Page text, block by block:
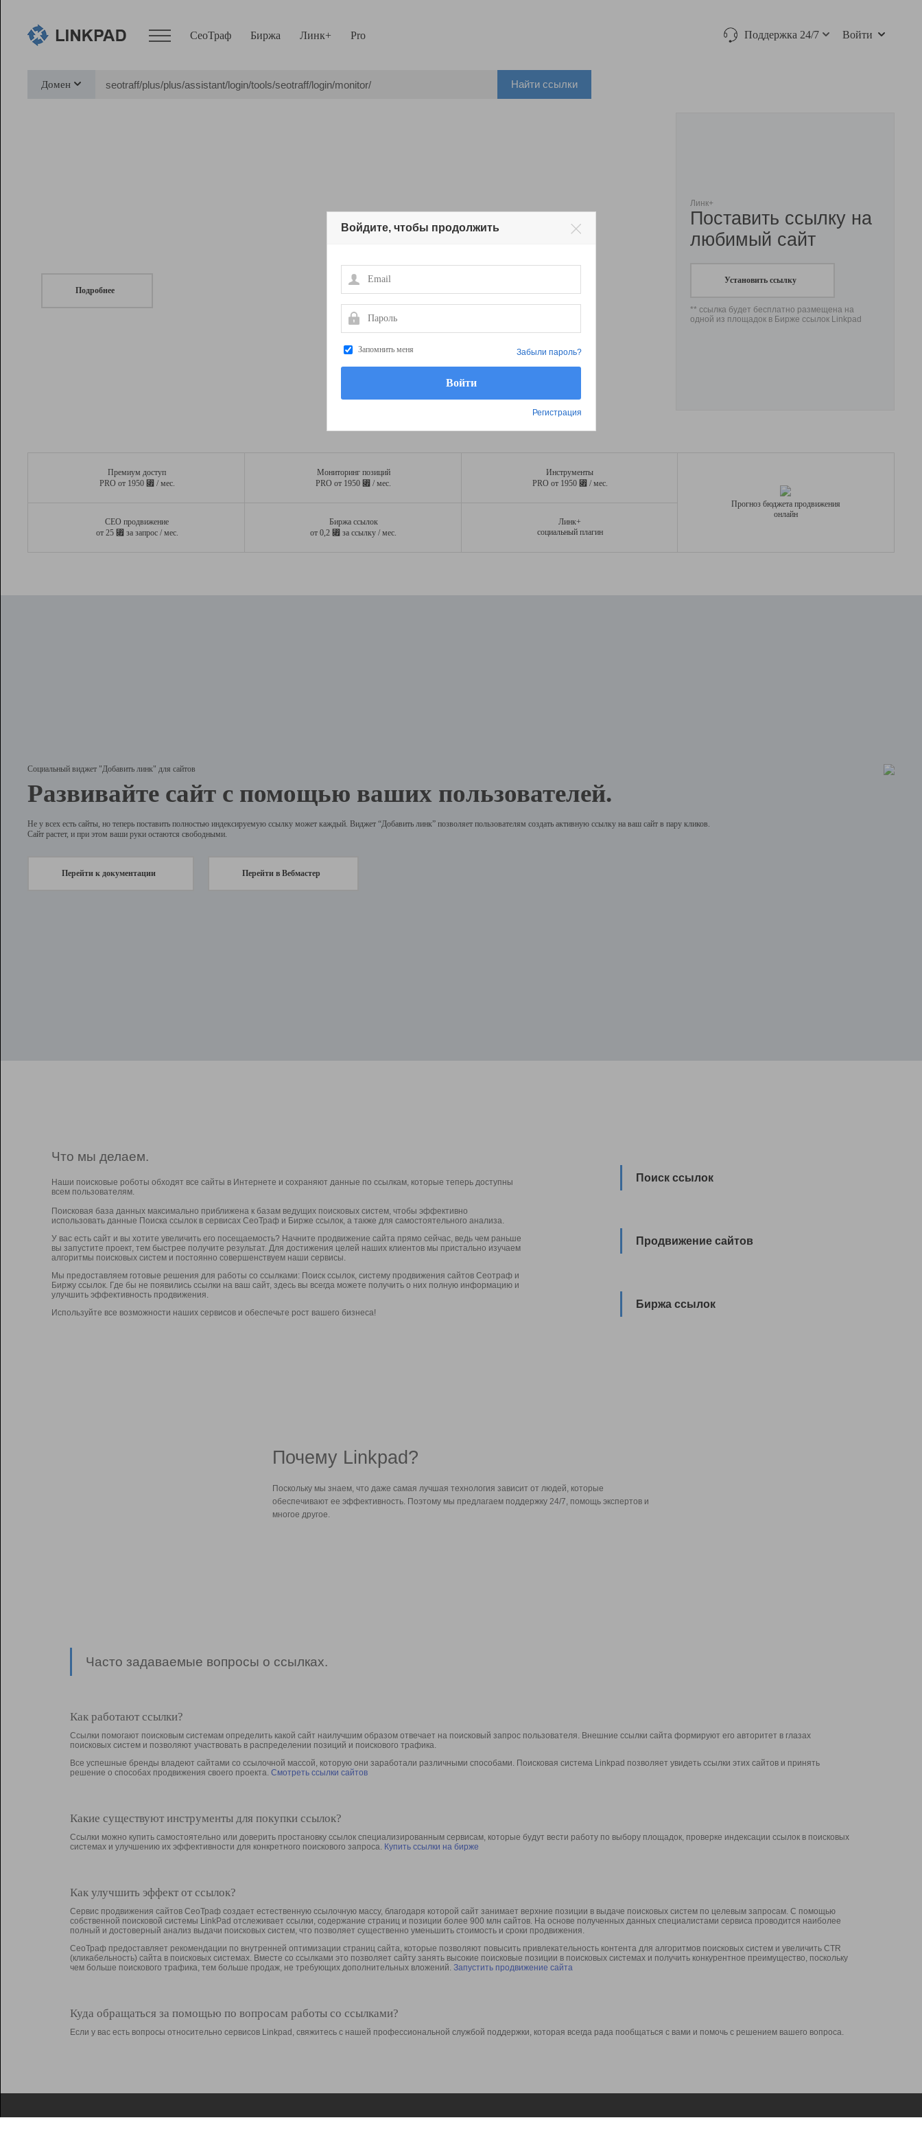
СеоТраф Биржа Линк+ Pro Поддержка 24/7 Войти
Домен Найти ссылки
Подробнее
Линк+
Поставить ссылку на
любимый сайт
Установить ссылку
** ссылка будет бесплатно размещена на
одной из площадок в Бирже ссылок Linkpad
Премиум доступ
PRO от 1950 ⃏ / мес.
Мониторинг позиций
PRO от 1950 ⃏ / мес.
Инструменты
PRO от 1950 ⃏ / мес.
СЕО продвижение
от 25 ⃏ за запрос / мес.
Биржа ссылок
от 0,2 ⃏ за ссылку / мес.
Линк+
социальный плагин
Прогноз бюджета продвижения
онлайн
Социальный виджет "Добавить линк" для сайтов
Развивайте сайт с помощью ваших пользователей.
Не у всех есть сайты, но теперь поставить полностью индексируемую ссылку может каждый. Виджет “Добавить линк” позволяет пользователям создать активную ссылку на ваш сайт в пару кликов.
Сайт растет, и при этом ваши руки остаются свободными.
Перейти к документации Перейти в Вебмастер
Что мы делаем.
Наши поисковые роботы обходят все сайты в Интернете и сохраняют данные по ссылкам, которые теперь доступны
всем пользователям.
Поисковая база данных максимально приближена к базам ведущих поисковых систем, чтобы эффективно
использовать данные Поиска ссылок в сервисах СеоТраф и Бирже ссылок, а также для самостоятельного анализа.
У вас есть сайт и вы хотите увеличить его посещаемость? Начните продвижение сайта прямо сейчас, ведь чем раньше
вы запустите проект, тем быстрее получите результат. Для достижения целей наших клиентов мы пристально изучаем
алгоритмы поисковых систем и постоянно совершенствуем наши сервисы.
Мы предоставляем готовые решения для работы со ссылками: Поиск ссылок, систему продвижения сайтов Сеотраф и
Биржу ссылок. Где бы не появились ссылки на ваш сайт, здесь вы всегда можете получить о них полную информацию и
улучшить эффективность продвижения.
Используйте все возможности наших сервисов и обеспечьте рост вашего бизнеса!
Поиск ссылок
Продвижение сайтов
Биржа ссылок
Почему Linkpad?
Поскольку мы знаем, что даже самая лучшая технология зависит от людей, которые
обеспечивают ее эффективность. Поэтому мы предлагаем поддержку 24/7, помощь экспертов и
многое другое.
Часто задаваемые вопросы о ссылках.
Как работают ссылки?
Ссылки помогают поисковым системам определить какой сайт наилучшим образом отвечает на поисковый запрос пользователя. Внешние ссылки сайта формируют его авторитет в глазах
поисковых систем и позволяют участвовать в раcпределении позиций и поискового трафика.
Все успешные бренды владеют сайтами со ссылочной массой, которую они заработали различными способами. Поисковая система Linkpad позволяет увидеть ссылки этих сайтов и принять
решение о способах продвижения своего проекта. Смотреть ссылки сайтов
Какие существуют инструменты для покупки ссылок?
Ссылки можно купить самостоятельно или доверить простановку ссылок специализированным сервисам, которые будут вести работу по выбору площадок, проверке индексации ссылок в поисковых
системах и улучшению их эффективности для конкретного поискового запроса. Купить ссылки на бирже
Как улучшить эффект от ссылок?
Сервис продвижения сайтов СеоТраф создает естественную ссылочную массу, благодаря которой сайт занимает верхние позиции в выдаче поисковых систем по целевым запросам. С помощью
собственной поисковой системы LinkPad отслеживает ссылки, содержание страниц и позиции более 900 млн сайтов. На основе полученных данных специалистами сервиса проводится наиболее
полный и достоверный анализ выдачи поисковых систем, что позволяет существенно уменьшить стоимость и сроки продвижения.
СеоТраф предоставляет рекомендации по внутренней оптимизации страниц сайта, которые позволяют повысить привлекательность контента для алгоритмов поисковых систем и увеличить CTR
(кликабельность) сайта в поисковых системах. Вместе со ссылками это позволяет сайту занять высокие поисковые позиции в поисковых системах и получить конкурентное преимущество, поскольку
чем больше поискового трафика, тем больше продаж, не требующих дополнительных вложений. Запустить продвижение сайта
Куда обращаться за помощью по вопросам работы со ссылками?
Если у вас есть вопросы относительно сервисов Linkpad, свяжитесь с нашей профессиональной службой поддержки, которая всегда рада пообщаться с вами и помочь с решением вашего вопроса.
Войдите, чтобы продолжить
Email
Пароль
Запомнить меня
Регистрация
Забыли пароль?